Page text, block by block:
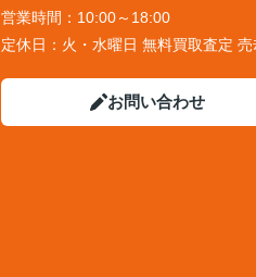
営業時間： 10:00～18:00
定休日： 火・水曜日 無料買取査定
お問い合わせ